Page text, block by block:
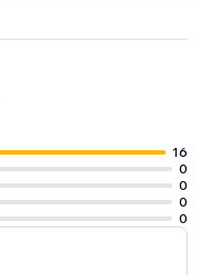
16
0
0
0
0